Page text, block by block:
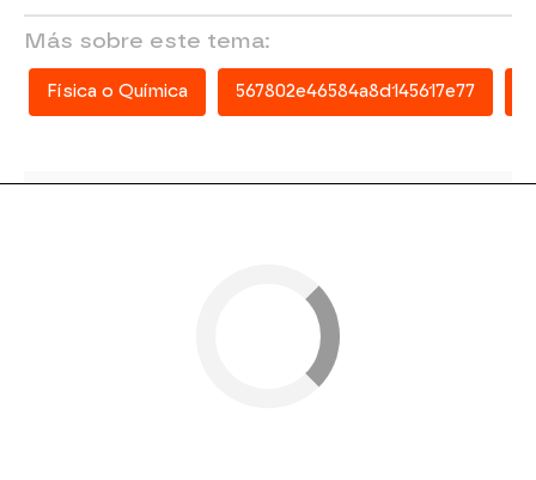
Más sobre este tema:
Física o Química 567802e46584a8d145617e77